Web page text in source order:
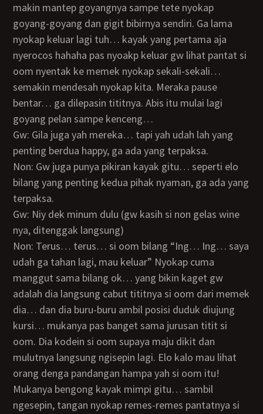
makin mantep goyangnya sampe tete nyokap
goyang-goyang dan gigit bibirnya sendiri. Ga lama
nyokap keluar lagi tuh… kayak yang pertama aja
nyerocos hahaha pas nyoakp keluar gw lihat pantat si
oom nyentak ke memek nyokap sekali-sekali…
semakin mendesah nyokap kita. Meraka pause
bentar… ga dilepasin tititnya. Abis itu mulai lagi
goyang pelan sampe kenceng…
Gw: Gila juga yah mereka… tapi yah udah lah yang
penting berdua happy, ga ada yang terpaksa.
Non: Gw juga punya pikiran kayak gitu… seperti elo
bilang yang penting kedua pihak nyaman, ga ada yang
terpaksa.
Gw: Niy dek minum dulu (gw kasih si non gelas wine
nya, ditenggak langsung)
Non: Terus… terus… si oom bilang “Ing… Ing… saya
udah ga tahan lagi, mau keluar” Nyokap cuma
manggut sama bilang ok… yang bikin kaget gw
adalah dia langsung cabut tititnya si oom dari memek
dia… dan dia buru-buru ambil posisi duduk diujung
kursi… mukanya pas banget sama jurusan titit si
oom. Dia kodein si oom supaya maju dikit dan
mulutnya langsung ngisepin lagi. Elo kalo mau lihat
orang denga pandangan hampa yah si oom itu!
Mukanya bengong kayak mimpi gitu… sambil
ngesepin, tangan nyokap remes-remes pantatnya si